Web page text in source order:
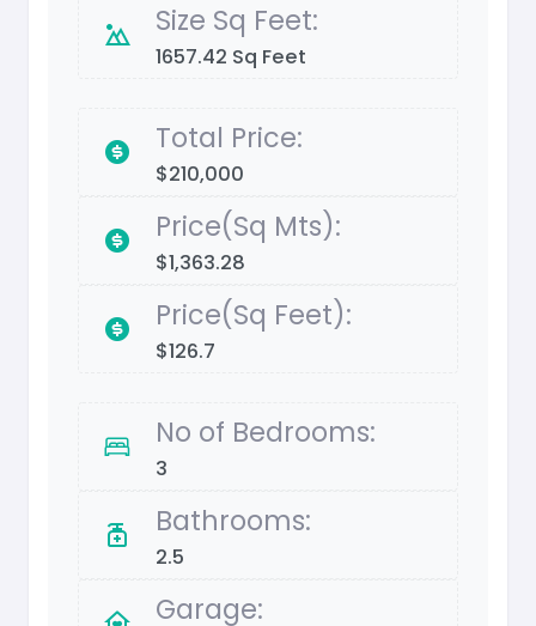
Size Sq Feet:
1657.42 Sq Feet
Total Price:
$210,000
Price(Sq Mts):
$1,363.28
Price(Sq Feet):
$126.7
No of Bedrooms:
3
Bathrooms:
2.5
Garage: